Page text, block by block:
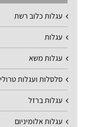
עגלות כלוב רשת
עגלות
עגלות משא
סלסלות ועגלות טרולי
עגלות ברזל
עגלות אלומיניום